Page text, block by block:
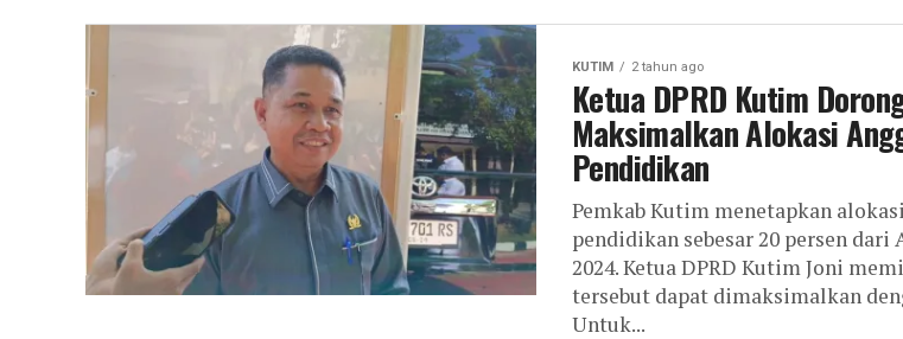
KUTIM 2 tahun ago
Ketua DPRD Kutim
Maksimalkan Alokasi
Pendidikan
Pemkab Kutim menetapkan
pendidikan sebesar 20 persen dari
2024. Ketua DPRD Kutim Joni
tersebut dapat dimaksimalkan
Untuk...